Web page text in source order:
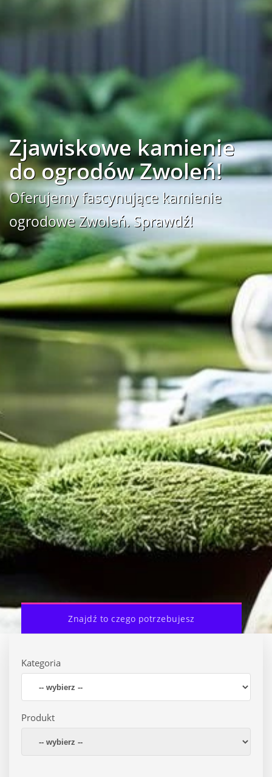
Zjawiskowe kamienie
do ogrodów Zwoleń!
Oferujemy fascynujące kamienie
ogrodowe Zwoleń. Sprawdź!
Znajdź to czego potrzebujesz
Kategoria
Produkt